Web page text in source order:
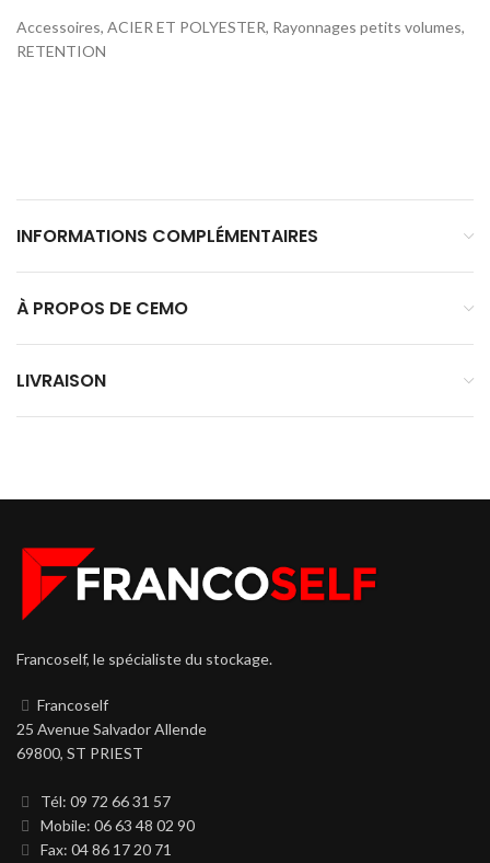
Accessoires, ACIER ET POLYESTER, Rayonnages petits volumes,
RETENTION
INFORMATIONS COMPLÉMENTAIRES
À PROPOS DE CEMO
LIVRAISON
Francoself, le spécialiste du stockage.
Francoself
25 Avenue Salvador Allende
69800, ST PRIEST
Tél: 09 72 66 31 57
Mobile: 06 63 48 02 90
Fax: 04 86 17 20 71